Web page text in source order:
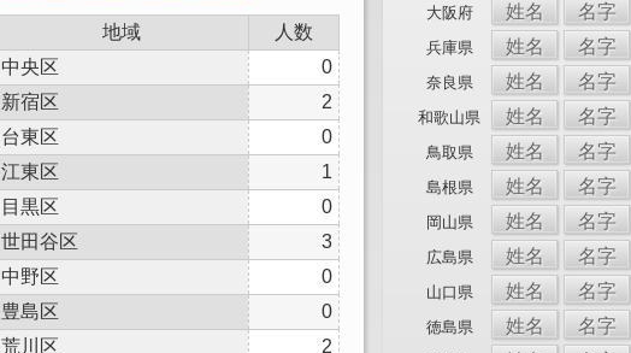
地域
人数
中央区
0
新宿区
2
台東区
0
江東区
1
目黒区
0
世田谷区
3
中野区
0
豊島区
0
荒川区
2
大阪府 姓名 名字
兵庫県 姓名 名字
奈良県 姓名 名字
和歌山県 姓名 名字
鳥取県 姓名 名字
島根県 姓名 名字
岡山県 姓名 名字
広島県 姓名 名字
山口県 姓名 名字
徳島県 姓名 名字